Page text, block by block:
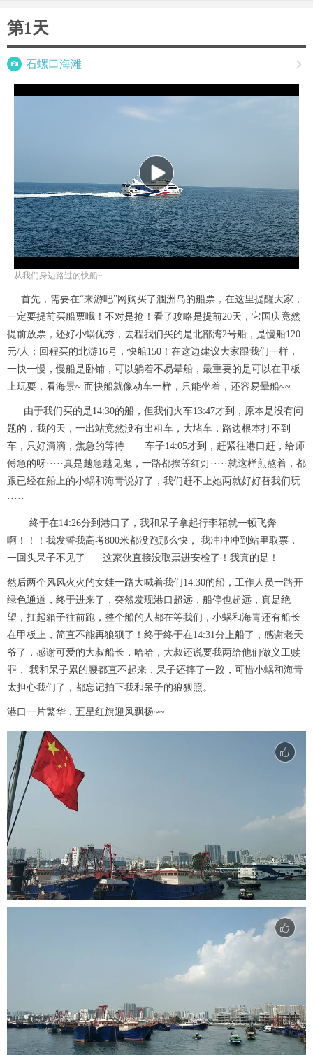
第1天
 石螺口海滩 
P
l
a
y
V
i
d
e
o
从我们身边路过的快船~
首先，需要在“来游吧”网购买了涠洲岛的船票，在这里提醒大家，
一定要提前买船票哦！不对是抢！看了攻略是提前20天，它国庆竟然
提前放票，还好小蜗优秀，去程我们买的是北部湾2号船，是慢船120
元/人；回程买的北游16号，快船150！在这边建议大家跟我们一样，
一快一慢，慢船是卧铺，可以躺着不易晕船，最重要的是可以在甲板
上玩耍，看海景~ 而快船就像动车一样，只能坐着，还容易晕船~~
由于我们买的是14:30的船，但我们火车13:47才到，原本是没有问
题的，我的天，一出站竟然没有出租车，大堵车，路边根本打不到
车，只好滴滴，焦急的等待······车子14:05才到，赶紧往港口赶，给师
傅急的呀·····真是越急越见鬼，一路都挨等红灯·····就这样煎熬着，都
跟已经在船上的小蜗和海青说好了，我们赶不上她两就好好替我们玩
·····
终于在14:26分到港口了，我和呆子拿起行李箱就一顿飞奔
啊！！！我发誓我高考800米都没跑那么快， 我冲冲冲到站里取票，
一回头呆子不见了·····这家伙直接没取票进安检了！我真的是！
然后两个风风火火的女娃一路大喊着我们14:30的船，工作人员一路开
绿色通道，终于进来了，突然发现港口超远，船停也超远，真是绝
望，扛起箱子往前跑，整个船的人都在等我们，小蜗和海青还有船长
在甲板上，简直不能再狼狈了！终于终于在14:31分上船了，感谢老天
爷了，感谢可爱的大叔船长，哈哈，大叔还说要我两给他们做义工赎
罪， 我和呆子累的腰都直不起来，呆子还摔了一跤，可惜小蜗和海青
太担心我们了，都忘记拍下我和呆子的狼狈照。
港口一片繁华，五星红旗迎风飘扬~~